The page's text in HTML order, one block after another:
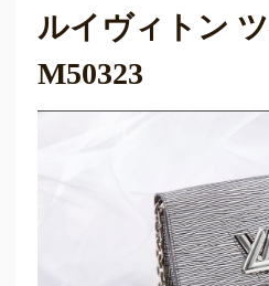
ルイヴィトン
M50323